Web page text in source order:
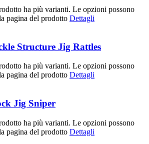
ha più varianti. Le opzioni possono
pagina del prodotto Dettagli
Structure Jig Rattles
ha più varianti. Le opzioni possono
pagina del prodotto Dettagli
Jig Sniper
ha più varianti. Le opzioni possono
pagina del prodotto Dettagli